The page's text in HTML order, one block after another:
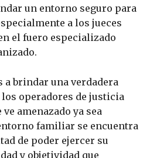
un entorno seguro para
a los jueces
el fuero especializado
a brindar una verdadera
operadores de justicia
amenazado ya sea
familiar se encuentra
de poder ejercer su
y objetividad que